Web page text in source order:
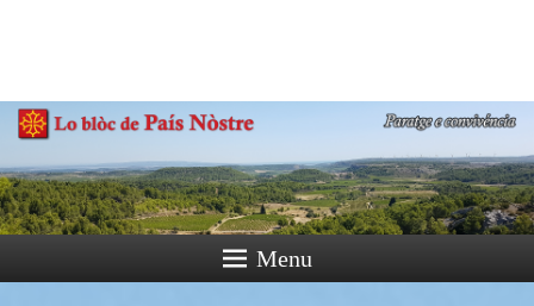
Paratge e Convivència
Menu